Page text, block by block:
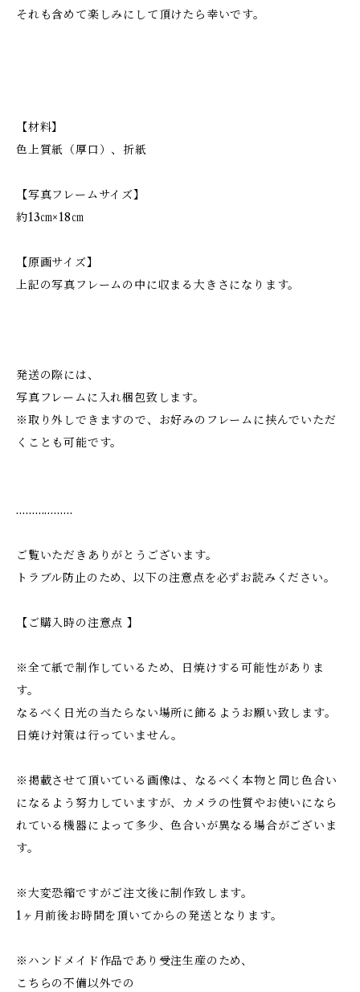
それも含めて楽しみにして頂けたら幸いです。
【材料】
色上質紙（厚口）、折紙
【写真フレームサイズ】
約13㎝×18㎝
【原画サイズ】
上記の写真フレームの中に収まる大きさになります。
発送の際には、
写真フレームに入れ梱包致します。
※取り外しできますので、お好みのフレームに挟んでいただ
くことも可能です。
………………
ご覧いただきありがとうございます。
トラブル防止のため、以下の注意点を必ずお読みください。
【ご購入時の注意点 】
※全て紙で制作しているため、日焼けする可能性がありま
す。
なるべく日光の当たらない場所に飾るようお願い致します。
日焼け対策は行っていません。
※掲載させて頂いている画像は、なるべく本物と同じ色合い
になるよう努力していますが、カメラの性質やお使いになら
れている機器によって多少、色合いが異なる場合がございま
す。
※大変恐縮ですがご注文後に制作致します。
1ヶ月前後お時間を頂いてからの発送となります。
※ハンドメイド作品であり受注生産のため、
こちらの不備以外での